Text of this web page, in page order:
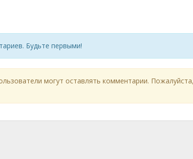
Будьте первыми!
могут оставлять комментарии. Пожалуйста,